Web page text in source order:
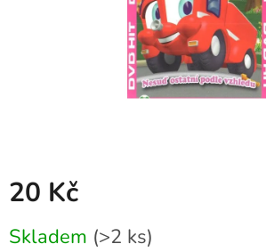
20 Kč
cena:
Skladem (>2 ks)